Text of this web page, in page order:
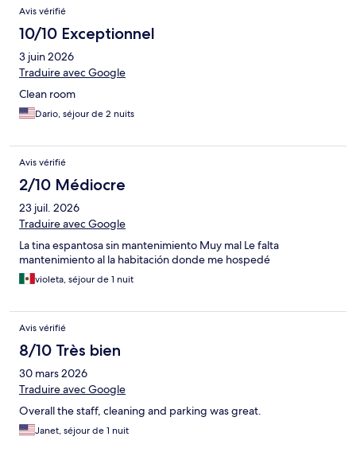
Avis vérifié
10/10 Exceptionnel
3 juin 2026
Traduire avec Google
Clean room
Dario, séjour de 2 nuits
Avis vérifié
2/10 Médiocre
23 juil. 2026
Traduire avec Google
La tina espantosa sin mantenimiento Muy mal Le falta
mantenimiento al la habitación donde me hospedé
violeta, séjour de 1 nuit
Avis vérifié
8/10 Très bien
30 mars 2026
Traduire avec Google
Overall the staff, cleaning and parking was great.
Janet, séjour de 1 nuit